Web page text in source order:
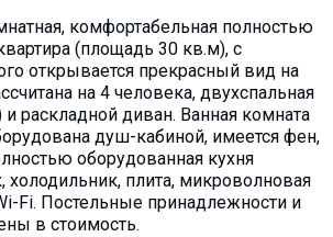
комфортабельная полностью
(площадь 30 кв.м), с
открывается прекрасный вид на
на 4 человека, двухспальная
и раскладной диван. Ванная комната
душ-кабиной, имеется фен,
оборудованная кухня
холодильник, плита, микроволновая
Fi. Постельные принадлежности и
в стоимость.